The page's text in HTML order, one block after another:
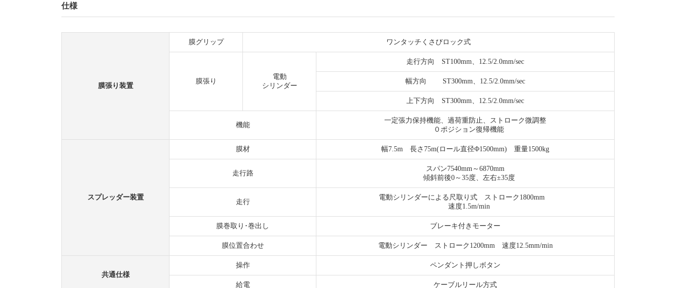
仕様
膜張り装置
膜グリップ ワンタッチくさびロック式
膜張り
電動
シリンダー
走行方向 ST100mm、12.5/2.0mm/sec
幅方向 ST300mm、12.5/2.0mm/sec
上下方向 ST300mm、12.5/2.0mm/sec
機能
一定張力保持機能、過荷重防止、ストローク微調整
０ポジション復帰機能
スプレッダー装置
膜材 幅7.5m 長さ75m(ロール直径Φ1500mm) 重量1500kg
走行路
スパン7540mm～6870mm
傾斜前後0～35度、左右±35度
走行
電動シリンダーによる尺取り式 ストローク1800mm
速度1.5m/min
膜巻取り･巻出し ブレーキ付きモーター
膜位置合わせ 電動シリンダー ストローク1200mm 速度12.5mm/min
共通仕様
操作 ペンダント押しボタン
給電 ケーブルリール方式